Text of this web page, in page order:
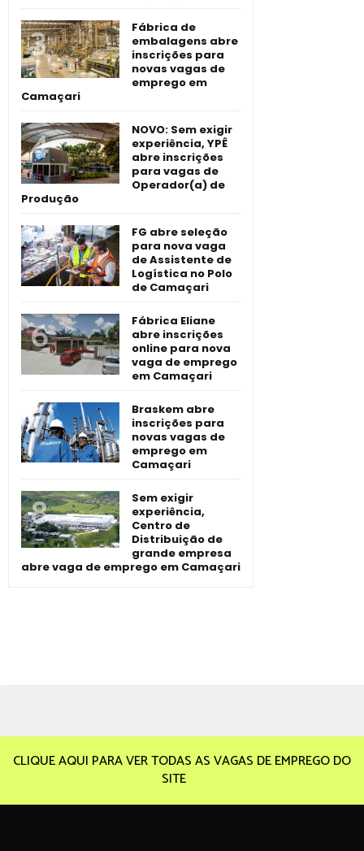
Fábrica de
embalagens abre
inscrições para
novas vagas de
emprego em
Camaçari
NOVO: Sem exigir
experiência, YPÊ
abre inscrições
para vagas de
Operador(a) de
Produção
FG abre seleção
para nova vaga
de Assistente de
Logística no Polo
de Camaçari
Fábrica Eliane
abre inscrições
online para nova
vaga de emprego
em Camaçari
Braskem abre
inscrições para
novas vagas de
emprego em
Camaçari
Sem exigir
experiência,
Centro de
Distribuição de
grande empresa
abre vaga de emprego em Camaçari
CLIQUE AQUI PARA VER TODAS AS VAGAS DE EMPREGO DO
SITE